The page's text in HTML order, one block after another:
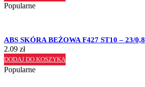
Popularne
ABS SKÓRA BEŻOWA F427 ST10 – 23/0,8
2.09 zł
DODAJ DO KOSZYKA
Popularne